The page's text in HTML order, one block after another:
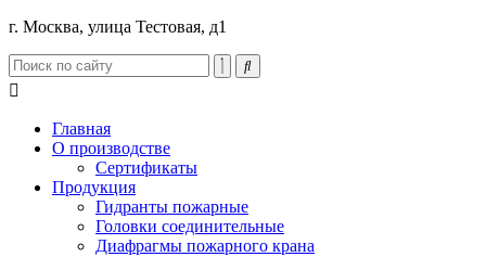
г. Москва, улица Тестовая, д1
Главная
О производстве
Сертификаты
Продукция
Гидранты пожарные
Головки соединительные
Диафрагмы пожарного крана